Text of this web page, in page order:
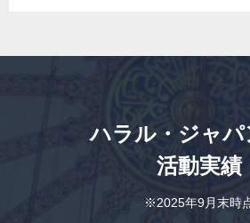
ハラル・ジャパ
活動実績
※2025年9月末時